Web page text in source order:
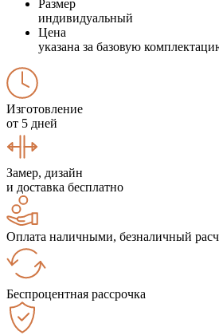
Размер
индивидуальный
Цена
указана за базовую
Изготовление
от 5 дней
Замер, дизайн
и доставка бесплатно
Оплата наличными, безналичный
Беспроцентная рассрочка